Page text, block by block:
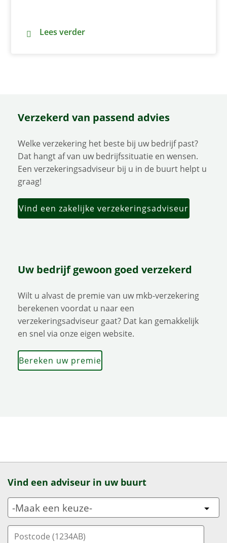
Broodfonds of AOV: wat is het verschil?
Lees verder
Verzekerd van passend advies
Welke verzekering het beste bij uw bedrijf past?
Dat hangt af van uw bedrijfssituatie en wensen.
Een verzekeringsadviseur bij u in de buurt helpt u
graag!
Vind een zakelijke verzekeringsadviseur
Uw bedrijf gewoon goed verzekerd
Wilt u alvast de premie van uw mkb-verzekering
berekenen voordat u naar een
verzekeringsadviseur gaat? Dat kan gemakkelijk
en snel via onze eigen website.
Bereken uw premie
Vind een adviseur in uw buurt